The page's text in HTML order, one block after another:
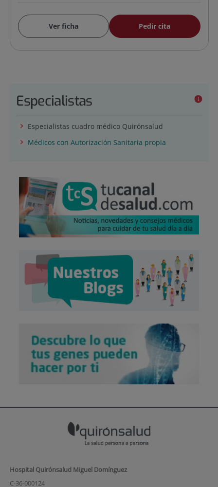
Ver ficha Pedir cita
Especialistas
Especialistas cuadro médico Quirónsalud
Médicos con Autorización Sanitaria propia
Hospital Quirónsalud Miguel Domínguez
C-36-000124